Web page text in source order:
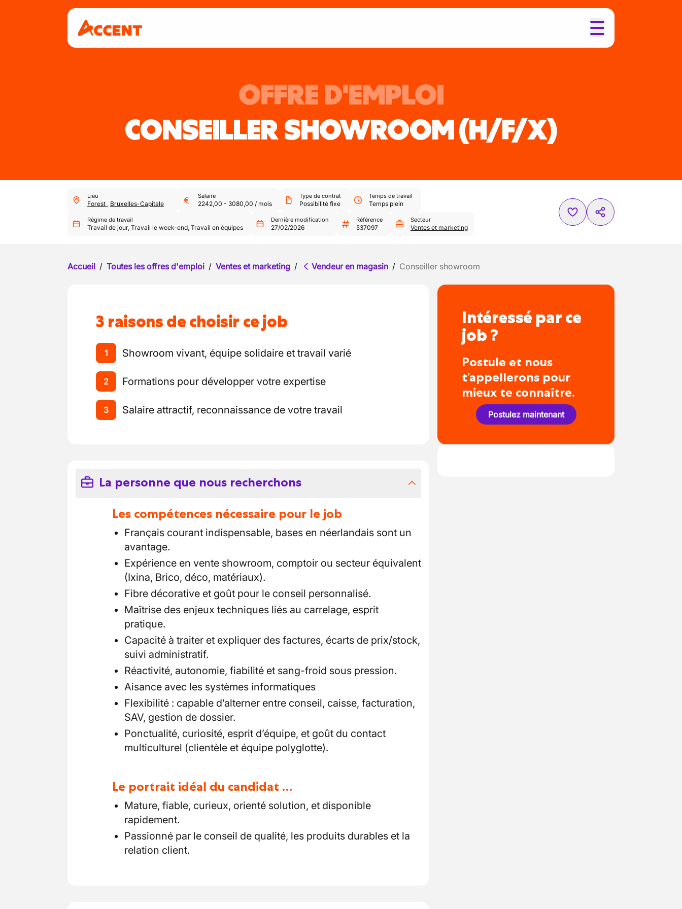
OFFRE D'EMPLOI
CONSEILLER SHOWROOM(H/F/X)
Lieu
Forest , Bruxelles-Capitale
Salaire
2242,00 - 3080,00 / mois
Type de contrat
Possibilité fixe
Temps de travail
Temps plein
Régime de travail
Travail de jour, Travail le week-end, Travail en équipes
Dernière modification
27/02/2026
Référence
537097
Secteur
Ventes et marketing
Accueil / Toutes les offres d'emploi / Ventes et marketing / Vendeur en magasin / Conseiller showroom
3 raisons de choisir ce job
1 Showroom vivant, équipe solidaire et travail varié
2 Formations pour développer votre expertise
3 Salaire attractif, reconnaissance de votre travail
La personne que nous recherchons
Les compétences nécessaire pour le job
Français courant indispensable, bases en néerlandais sont un
avantage.
Expérience en vente showroom, comptoir ou secteur équivalent
(Ixina, Brico, déco, matériaux).
Fibre décorative et goût pour le conseil personnalisé.
Maîtrise des enjeux techniques liés au carrelage, esprit
pratique.
Capacité à traiter et expliquer des factures, écarts de prix/stock,
suivi administratif.
Réactivité, autonomie, fiabilité et sang-froid sous pression.
Aisance avec les systèmes informatiques
Flexibilité : capable d’alterner entre conseil, caisse, facturation,
SAV, gestion de dossier.
Ponctualité, curiosité, esprit d’équipe, et goût du contact
multiculturel (clientèle et équipe polyglotte).
Le portrait idéal du candidat …
Mature, fiable, curieux, orienté solution, et disponible
rapidement.
Passionné par le conseil de qualité, les produits durables et la
relation client.
Intéressé par ce
job ?
Postule et nous
t’appellerons pour
mieux te connaître.
Postulez maintenant